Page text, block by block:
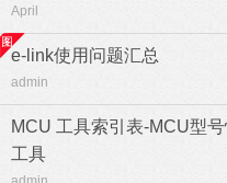
April
e-link使用问题汇总
admin
MCU 工具索引表-MCU型
工具